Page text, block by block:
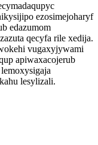
ezosimejoharyf
edazumom
qecyfa rile xedija.
vugaxyjywami
apiwaxacojerub
lesylizali.